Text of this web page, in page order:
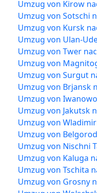
Umzug von Kirow
Umzug von Sotschi
Umzug von Kursk
Umzug von Ulan-
Umzug von Twer
Umzug von
Umzug von Surgut
Umzug von Brjansk
Umzug von
Umzug von Jakutsk
Umzug von
Umzug von
Umzug von Nischni
Umzug von Kaluga
Umzug von Tschita
Umzug von Grosny